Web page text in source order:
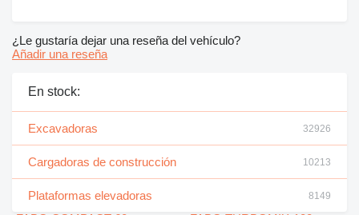
¿Le gustaría dejar una reseña del vehículo?
Añadir una reseña
En stock:
Excavadoras 32926
Cargadoras de construcción 10213
Plataformas elevadoras 8149